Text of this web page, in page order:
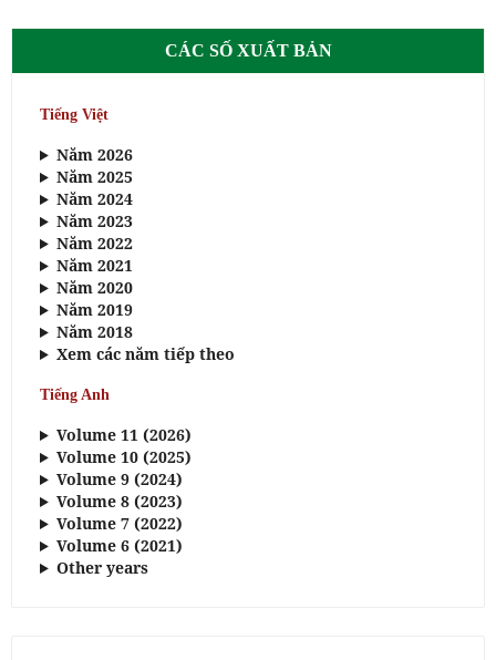
CÁC SỐ XUẤT BẢN
Tiếng Việt
Năm 2026
Năm 2025
Năm 2024
Năm 2023
Năm 2022
Năm 2021
Năm 2020
Năm 2019
Năm 2018
Xem các năm tiếp theo
Tiếng Anh
Volume 11 (2026)
Volume 10 (2025)
Volume 9 (2024)
Volume 8 (2023)
Volume 7 (2022)
Volume 6 (2021)
Other years